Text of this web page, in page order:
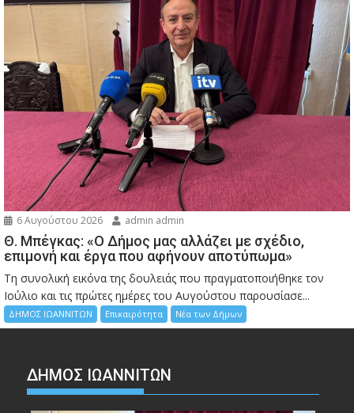
6 Αυγούστου 2026 admin admin
Θ. Μπέγκας: «Ο Δήμος μας αλλάζει με σχέδιο,
επιμονή και έργα που αφήνουν αποτύπωμα»
Τη συνολική εικόνα της δουλειάς που πραγματοποιήθηκε τον
Ιούλιο και τις πρώτες ημέρες του Αυγούστου παρουσίασε...
ΔΗΜΟΣ ΙΩΑΝΝΙΤΩΝ Επικαιρότητα Νέα των Δήμων
ΔΗΜΟΣ ΙΩΑΝΝΙΤΩΝ